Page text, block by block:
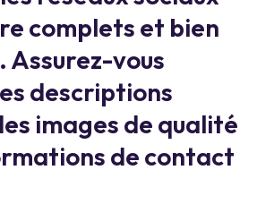
complets et bien
vous
descriptions
images de qualité
de contact